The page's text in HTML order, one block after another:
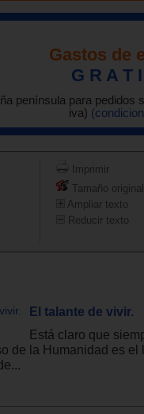
Gastos de
G R A T
península para pedidos
iva)
Imprimir
Tamaño original
Ampliar texto
Reducir texto
El talante de vivir.
Está claro que
de la Humanidad es el